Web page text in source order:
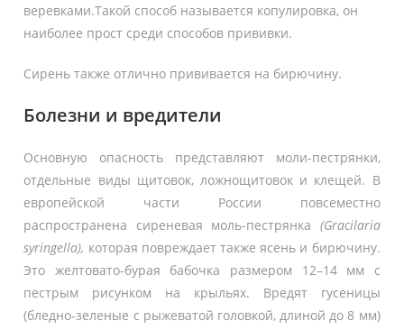
веревками.Такой способ называется копулировка, он
наиболее прост среди способов прививки.
Сирень также отлично прививается на бирючину.
Болезни и вредители
Основную опасность представляют моли-пестрянки,
отдельные виды щитовок, ложнощитовок и клещей. В
европейской части России повсеместно
распространена сиреневая моль-пестрянка (Gracilaria
syringella), которая повреждает также ясень и бирючину.
Это желтовато-бурая бабочка размером 12–14 мм с
пестрым рисунком на крыльях. Вредят гусеницы
(бледно-зеленые с рыжеватой головкой, длиной до 8 мм)